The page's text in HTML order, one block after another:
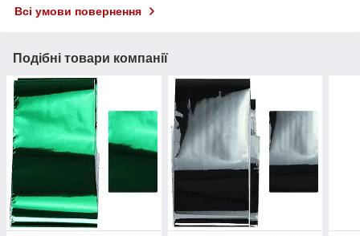
Всі умови повернення
Подібні товари компанії